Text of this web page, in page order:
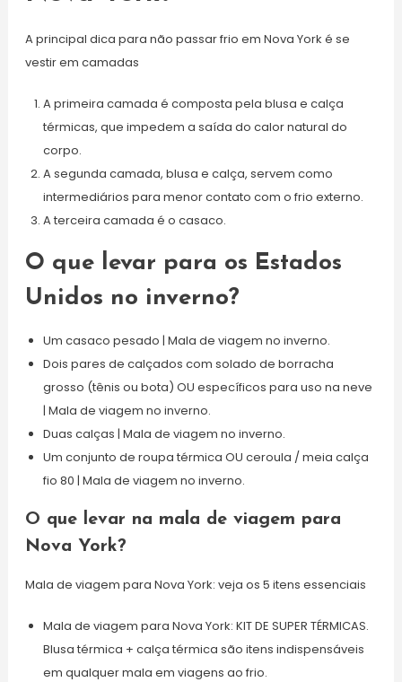
A principal dica para não passar frio em Nova York é se
vestir em camadas
A primeira camada é composta pela blusa e calça
térmicas, que impedem a saída do calor natural do
corpo.
A segunda camada, blusa e calça, servem como
intermediários para menor contato com o frio externo.
A terceira camada é o casaco.
O que levar para os Estados
Unidos no inverno?
Um casaco pesado | Mala de viagem no inverno.
Dois pares de calçados com solado de borracha
grosso (tênis ou bota) OU específicos para uso na neve
| Mala de viagem no inverno.
Duas calças | Mala de viagem no inverno.
Um conjunto de roupa térmica OU ceroula / meia calça
fio 80 | Mala de viagem no inverno.
O que levar na mala de viagem para
Nova York?
Mala de viagem para Nova York: veja os 5 itens essenciais
Mala de viagem para Nova York: KIT DE SUPER TÉRMICAS.
Blusa térmica + calça térmica são itens indispensáveis
em qualquer mala em viagens ao frio.